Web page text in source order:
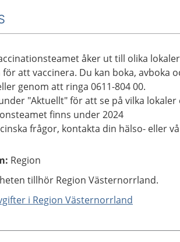
åker ut till olika
att vaccinera. Du kan boka, avboka
genom att ringa 0611-804 00.
"Aktuellt" för att se på vilka
finns under 2024
frågor, kontakta din hälso- eller
: Region
tillhör Region Västernorrland.
i Region Västernorrland